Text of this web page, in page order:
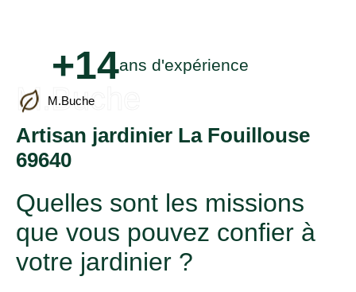
+14ans d'expérience
M.Buche
M.Buche
Artisan jardinier La Fouillouse
69640
Quelles sont les missions
que vous pouvez confier à
votre jardinier ?